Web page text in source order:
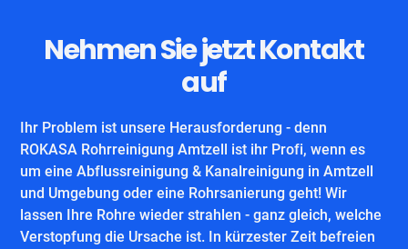
Nehmen Sie jetzt Kontakt
auf
Ihr Problem ist unsere Herausforderung - denn
ROKASA Rohrreinigung Amtzell ist ihr Profi, wenn es
um eine Abflussreinigung & Kanalreinigung in Amtzell
und Umgebung oder eine Rohrsanierung geht! Wir
lassen Ihre Rohre wieder strahlen - ganz gleich, welche
Verstopfung die Ursache ist. In kürzester Zeit befreien